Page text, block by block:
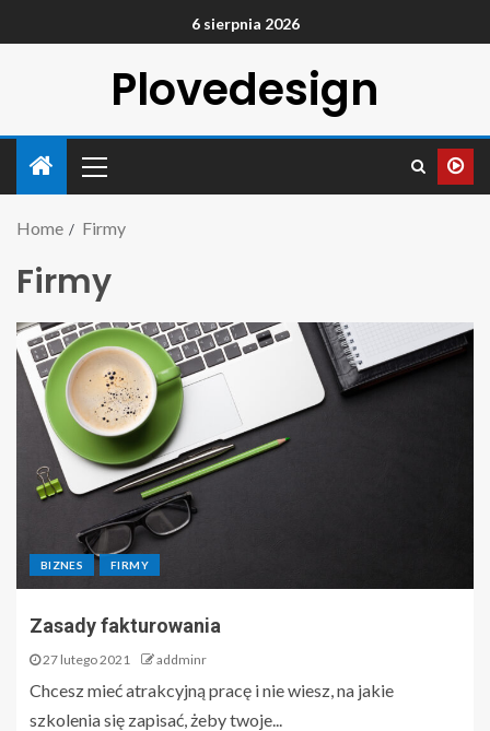
6 sierpnia 2026
Plovedesign
Home Firmy
Firmy
BIZNES FIRMY
Zasady fakturowania
27 lutego 2021 addminr
Chcesz mieć atrakcyjną pracę i nie wiesz, na jakie
szkolenia się zapisać, żeby twoje...